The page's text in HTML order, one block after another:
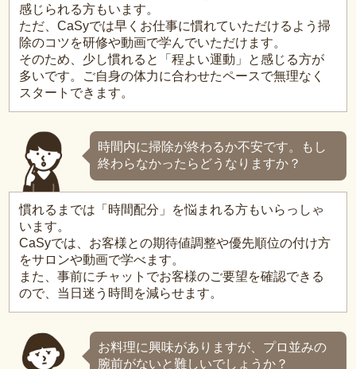
感じられる方もいます。
ただ、CaSyでは早くお仕事に慣れていただけるよう掃
除のコツを研修や動画で学んでいただけます。
そのため、少し慣れると「程よい運動」と感じる方が
多いです。ご自身の体力に合わせたペースで無理なく
スタートできます。
時間内に掃除が終わるか不安です。もし
終わらなかったらどうなりますか？
慣れるまでは「時間配分」を悩まれる方もいらっしゃ
います。
CaSyでは、お客様との期待値調整や優先順位の付け方
をサロンや動画で学べます。
また、事前にチャットでお客様のご要望を確認できる
ので、当日迷う時間を減らせます。
お料理に興味がありますが、プロ並みの
腕前がないと難しいでしょうか？